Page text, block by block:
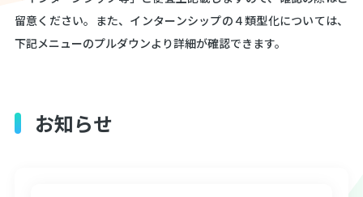
うりずんインターンシップ
留意ください。また、インターンシップの４類型化については、
下記メニューのプルダウンより詳細が確認できます。
お知らせ